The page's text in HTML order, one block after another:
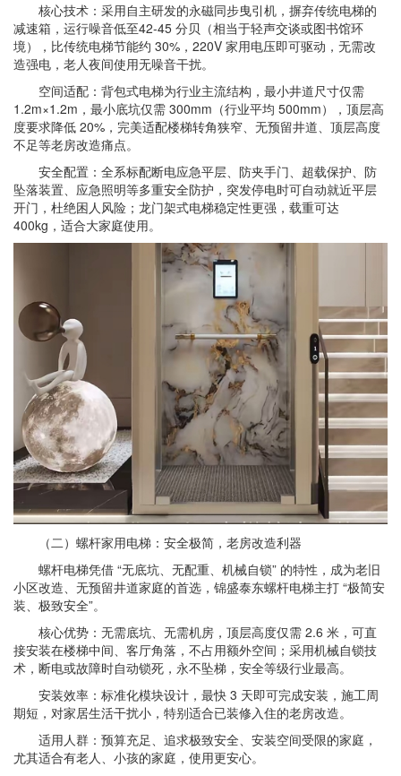
核心技术：采用自主研发的永磁同步曳引机，摒弃传统电梯的
减速箱，运行噪音低至42-45 分贝（相当于轻声交谈或图书馆环
境），比传统电梯节能约 30%，220V 家用电压即可驱动，无需改
造强电，老人夜间使用无噪音干扰。
空间适配：背包式电梯为行业主流结构，最小井道尺寸仅需
1.2m×1.2m，最小底坑仅需 300mm（行业平均 500mm），顶层高
度要求降低 20%，完美适配楼梯转角狭窄、无预留井道、顶层高度
不足等老房改造痛点。
安全配置：全系标配断电应急平层、防夹手门、超载保护、防
坠落装置、应急照明等多重安全防护，突发停电时可自动就近平层
开门，杜绝困人风险；龙门架式电梯稳定性更强，载重可达
400kg，适合大家庭使用。
（二）螺杆家用电梯：安全极简，老房改造利器
螺杆电梯凭借 “无底坑、无配重、机械自锁” 的特性，成为老旧
小区改造、无预留井道家庭的首选，锦盛泰东螺杆电梯主打 “极简安
装、极致安全”。
核心优势：无需底坑、无需机房，顶层高度仅需 2.6 米，可直
接安装在楼梯中间、客厅角落，不占用额外空间；采用机械自锁技
术，断电或故障时自动锁死，永不坠梯，安全等级行业最高。
安装效率：标准化模块设计，最快 3 天即可完成安装，施工周
期短，对家居生活干扰小，特别适合已装修入住的老房改造。
适用人群：预算充足、追求极致安全、安装空间受限的家庭，
尤其适合有老人、小孩的家庭，使用更安心。